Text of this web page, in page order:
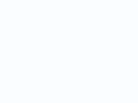
我最后的怜悯
你们无有的、